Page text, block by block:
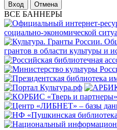
Отмена
ВСЕ БАННЕРЫ